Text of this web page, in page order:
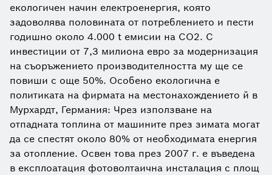
екологичен начин електроенергия, която
задоволява половината от потреблението и пести
годишно около 4.000 t емисии на CO2. С
инвестиции от 7,3 милиона евро за модернизация
на съоръжението производителността му ще се
повиши с още 50%. Особено екологична е
политиката на фирмата на местонахождението й в
Мурхардт, Германия: Чрез използване на
отпадната топлина от машините през зимата могат
да се спестят около 80% от необходимата енергия
за отопление. Освен това през 2007 г. е въведена
в експлоатация фотоволтаична инсталация с площ